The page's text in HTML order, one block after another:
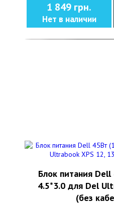
1 849 грн.
Нет в наличии
Блок питания
4.5*3.0 для Del
(без